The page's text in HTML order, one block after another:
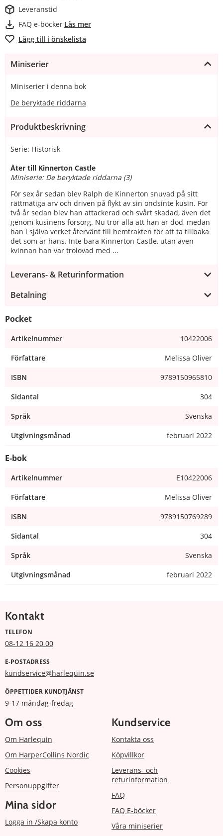
Leveranstid
FAQ e-böcker Läs mer
Lägg till i önskelista
Miniserier
Miniserier i denna bok
De beryktade riddarna
Produktbeskrivning
Serie: Historisk
Åter till Kinnerton Castle
Miniserie: De beryktade riddarna (3)
För sex år sedan blev Ralph de Kinnerton snuvad på sitt
rättmätiga arv och driven på flykt av sin ondsinte kusin. För
två år sedan blev han attackerad och svårt skadad, även det
genom kusinens försorg. Nu tror alla att han är död, medan
han i själva verket återvänt till hemtrakten för att ta tillbaka
det som är hans. Inte bara Kinnerton Castle, utan även
kvinnan han var trolovad med ...
Leverans- & Returinformation
Betalning
Pocket
Artikelnummer 10422006
Författare Melissa Oliver
ISBN 9789150965810
Sidantal 304
Språk Svenska
Utgivningsmånad februari 2022
E-bok
Artikelnummer E10422006
Författare Melissa Oliver
ISBN 9789150769289
Sidantal 304
Språk Svenska
Utgivningsmånad februari 2022
Kontakt
TELEFON
08-12 16 20 00
E-POSTADRESS
kundservice@harlequin.se
ÖPPETTIDER KUNDTJÄNST
9-17 måndag-fredag
Om oss
Om Harlequin
Om HarperCollins Nordic
Cookies
Personuppgifter
Mina sidor
Logga in /Skapa konto
Kundservice
Kontakta oss
Köpvillkor
Leverans- och
returinformation
FAQ
FAQ E-böcker
Våra miniserier